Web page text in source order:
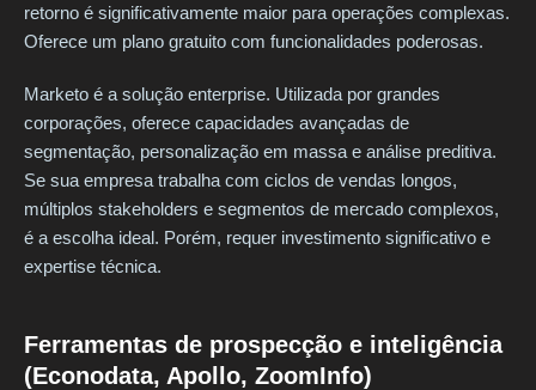
retorno é significativamente maior para operações complexas.
Oferece um plano gratuito com funcionalidades poderosas.
Marketo é a solução enterprise. Utilizada por grandes
corporações, oferece capacidades avançadas de
segmentação, personalização em massa e análise preditiva.
Se sua empresa trabalha com ciclos de vendas longos,
múltiplos stakeholders e segmentos de mercado complexos,
é a escolha ideal. Porém, requer investimento significativo e
expertise técnica.
Ferramentas de prospecção e inteligência
(Econodata, Apollo, ZoomInfo)